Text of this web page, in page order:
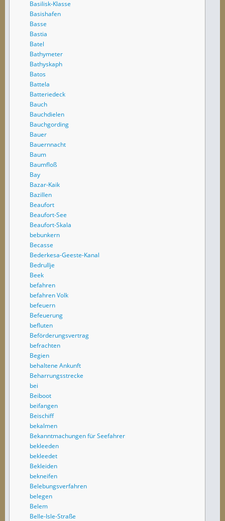
Basilisk-Klasse
Basishafen
Basse
Bastia
Batel
Bathymeter
Bathyskaph
Batos
Battela
Batteriedeck
Bauch
Bauchdielen
Bauchgording
Bauer
Bauernnacht
Baum
Baumfloß
Bay
Bazar-Kaik
Bazillen
Beaufort
Beaufort-See
Beaufort-Skala
bebunkern
Becasse
Bederkesa-Geeste-Kanal
Bedrullje
Beek
befahren
befahren Volk
befeuern
Befeuerung
befluten
Beförderungsvertrag
befrachten
Begien
behaltene Ankunft
Beharrungsstrecke
bei
Beiboot
beifangen
Beischiff
bekalmen
Bekanntmachungen für Seefahrer
bekleeden
bekleedet
Bekleiden
bekneifen
Belebungsverfahren
belegen
Belem
Belle-Isle-Straße